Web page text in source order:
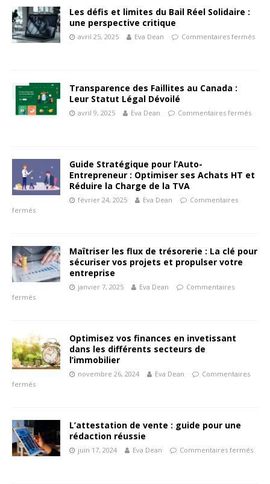
Les défis et limites du Bail Réel Solidaire :
une perspective critique
avril 25, 2025 Eva Dean Commentaires fermés
Transparence des Faillites au Canada :
Leur Statut Légal Dévoilé
avril 9, 2025 Eva Dean Commentaires fermés
Guide Stratégique pour l’Auto-
Entrepreneur : Optimiser ses Achats HT et
Réduire la Charge de la TVA
février 24, 2025 Eva Dean
Commentaires
fermés
Maîtriser les flux de trésorerie : La clé pour
sécuriser vos projets et propulser votre
entreprise
janvier 7, 2025 Eva Dean
Commentaires
fermés
Optimisez vos finances en invetissant
dans les différents secteurs de
l’immobilier
novembre 26, 2024 Eva Dean
Commentaires
fermés
L’attestation de vente : guide pour une
rédaction réussie
juin 17, 2024 Eva Dean Commentaires fermés